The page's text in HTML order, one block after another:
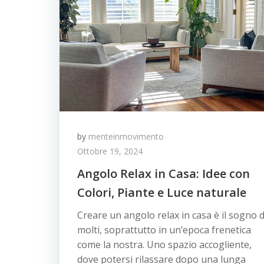
by menteinmovimento
Ottobre 19, 2024
Angolo Relax in Casa: Idee con
Colori, Piante e Luce naturale
Creare un angolo relax in casa è il sogno
molti, soprattutto in un’epoca frenetica
come la nostra. Uno spazio accogliente,
dove potersi rilassare dopo una lunga